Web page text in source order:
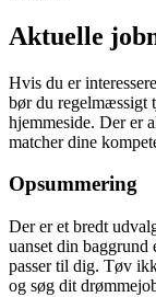
Aktuelle
Hvis du er
bør du regelmæssigt
hjemmeside. Der er
matcher dine
Opsummering
Der er et bredt
uanset din baggrund
passer til dig. Tøv
og søg dit